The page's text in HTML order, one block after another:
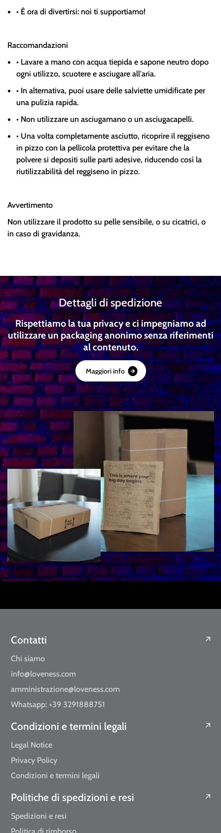
• È ora di divertirsi: noi ti supportiamo!
Raccomandazioni
• Lavare a mano con acqua tiepida e sapone neutro dopo
ogni utilizzo, scuotere e asciugare all'aria.
• In alternativa, puoi usare delle salviette umidificate per
una pulizia rapida.
• Non utilizzare un asciugamano o un asciugacapelli.
• Una volta completamente asciutto, ricoprire il reggiseno
in pizzo con la pellicola protettiva per evitare che la
polvere si depositi sulle parti adesive, riducendo così la
riutilizzabilità del reggiseno in pizzo.
Avvertimento
Non utilizzare il prodotto su pelle sensibile, o su cicatrici, o
in caso di gravidanza.
Dettagli di spedizione
Rispettiamo la tua privacy e ci impegniamo ad
utilizzare un packaging anonimo senza riferimenti
al contenuto.
Maggioriinfo
Contatti
Chi siamo
info@loveness.com
amministrazione@loveness.com
Whatsapp: +39 3291888751
Condizioni e termini legali
Legal Notice
Privacy Policy
Condizioni e termini legali
Politiche di spedizioni e resi
Spedizioni e resi
Politica di rimborso